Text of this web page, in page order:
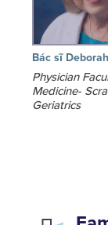
Bác sĩ
Physician
Medicine-
Geriatrics